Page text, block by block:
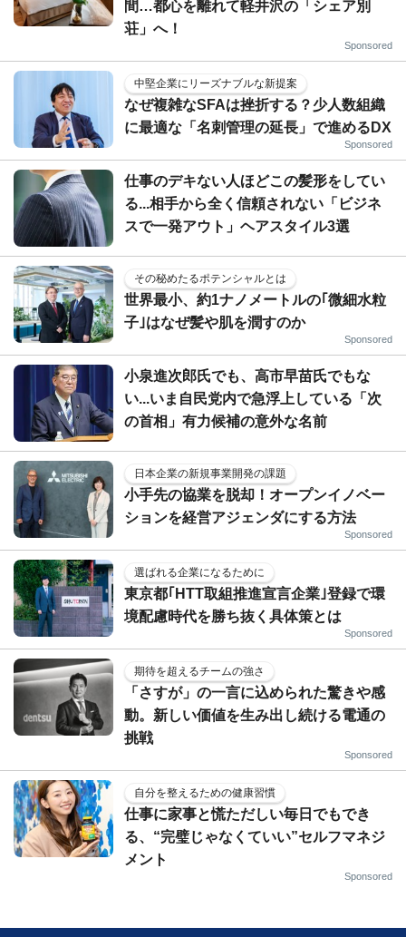
間…都心を離れて軽井沢の「シェア別
荘」へ！
Sponsored
中堅企業にリーズナブルな新提案
なぜ複雑なSFAは挫折する？少人数組織
に最適な「名刺管理の延長」で進めるDX
Sponsored
仕事のデキない人ほどこの髪形をしてい
る...相手から全く信頼されない「ビジネ
スで一発アウト」ヘアスタイル3選
その秘めたるポテンシャルとは
世界最小、約1ナノメートルの｢微細水粒
子｣はなぜ髪や肌を潤すのか
Sponsored
小泉進次郎氏でも、高市早苗氏でもな
い...いま自民党内で急浮上している「次
の首相」有力候補の意外な名前
日本企業の新規事業開発の課題
小手先の協業を脱却！オープンイノベー
ションを経営アジェンダにする方法
Sponsored
選ばれる企業になるために
東京都｢HTT取組推進宣言企業｣登録で環
境配慮時代を勝ち抜く具体策とは
Sponsored
期待を超えるチームの強さ
「さすが」の一言に込められた驚きや感
動。新しい価値を生み出し続ける電通の
挑戦
Sponsored
自分を整えるための健康習慣
仕事に家事と慌ただしい毎日でもでき
る、“完璧じゃなくていい”セルフマネジ
メント
Sponsored